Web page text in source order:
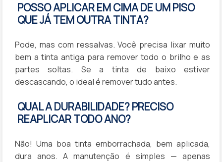
POSSO APLICAR EM CIMA DE UM PISO
QUE JÁ TEM OUTRA TINTA?
Pode, mas com ressalvas. Você precisa lixar muito
bem a tinta antiga para remover todo o brilho e as
partes soltas. Se a tinta de baixo estiver
descascando, o ideal é remover tudo antes.
QUAL A DURABILIDADE? PRECISO
REAPLICAR TODO ANO?
Não! Uma boa tinta emborrachada, bem aplicada,
dura anos. A manutenção é simples — apenas